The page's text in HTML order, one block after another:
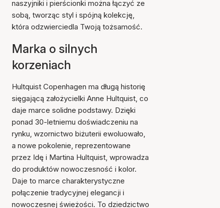
naszyjniki i pierścionki można łączyć ze
sobą, tworząc styl i spójną kolekcję,
która odzwierciedla Twoją tożsamość.
Marka o silnych
korzeniach
Hultquist Copenhagen ma długą historię
sięgającą założycielki Anne Hultquist, co
daje marce solidne podstawy. Dzięki
ponad 30-letniemu doświadczeniu na
rynku, wzornictwo biżuterii ewoluowało,
a nowe pokolenie, reprezentowane
przez Idę i Martina Hultquist, wprowadza
do produktów nowoczesność i kolor.
Daje to marce charakterystyczne
połączenie tradycyjnej elegancji i
nowoczesnej świeżości. To dziedzictwo